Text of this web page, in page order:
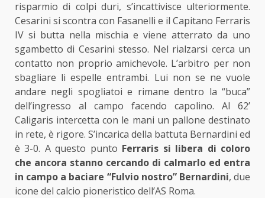
risparmio di colpi duri, s’incattivisce ulteriormente.
Cesarini si scontra con Fasanelli e il Capitano Ferraris
IV si butta nella mischia e viene atterrato da uno
sgambetto di Cesarini stesso. Nel rialzarsi cerca un
contatto non proprio amichevole. L’arbitro per non
sbagliare li espelle entrambi. Lui non se ne vuole
andare negli spogliatoi e rimane dentro la “buca”
dell’ingresso al campo facendo capolino. Al 62’
Caligaris intercetta con le mani un pallone destinato
in rete, è rigore. S’incarica della battuta Bernardini ed
è 3-0. A questo punto Ferraris si libera di coloro
che ancora stanno cercando di calmarlo ed entra
in campo a baciare “Fulvio nostro” Bernardini, due
icone del calcio pioneristico dell’AS Roma.